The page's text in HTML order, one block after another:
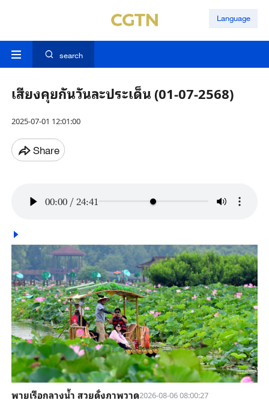
Language
search
เสียงคุยกันวันละประเด็น (01-07-2568)
2025-07-01 12:01:00
Share
00:00 / 24:41
พายเรือกลางน้ำ สวยดั่งภาพวาด2026-08-06 08:00:27